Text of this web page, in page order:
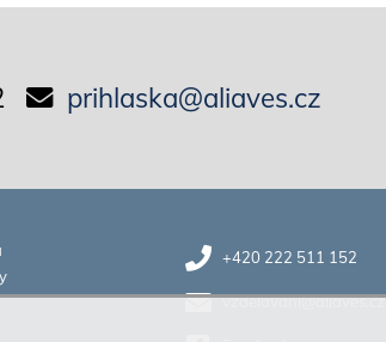
prihlaska@aliaves.cz
+420 222 511 152
vzdelavani@aliaves.cz